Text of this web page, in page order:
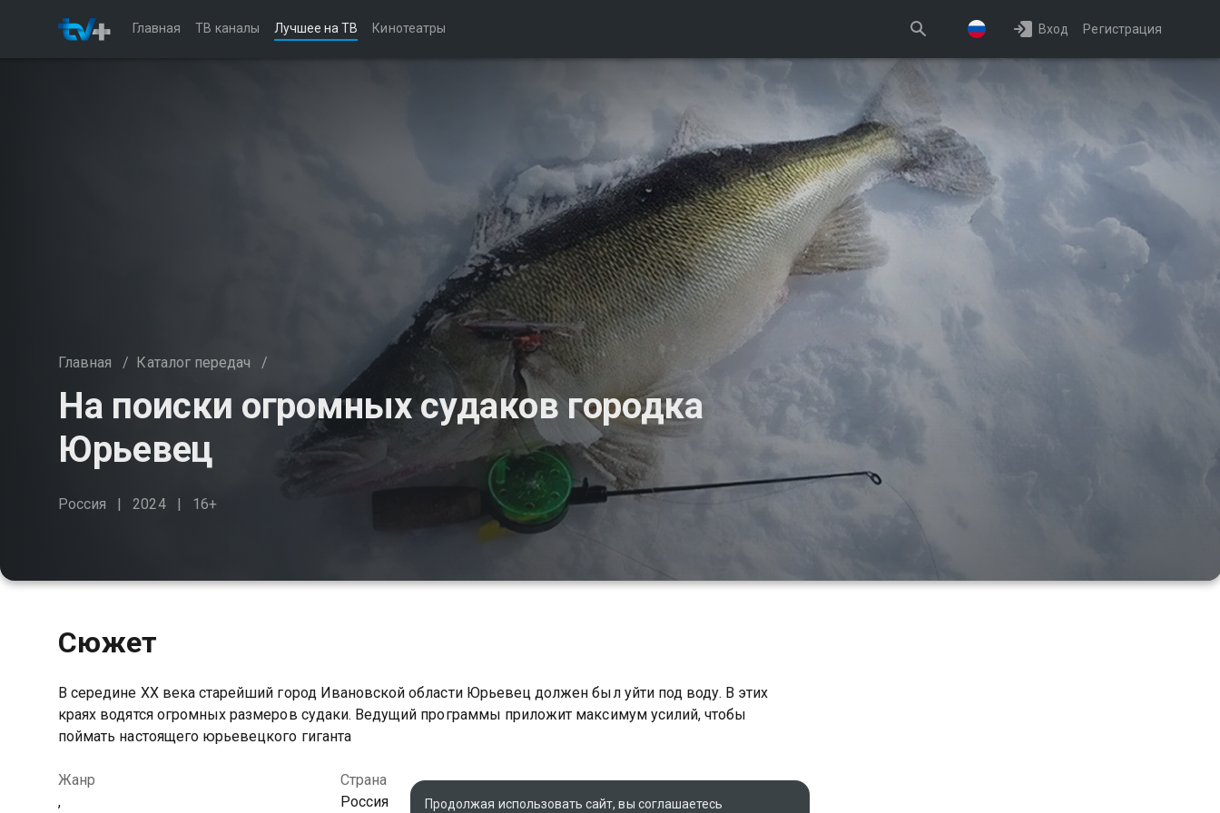
Главная ТВ каналы Лучшее на ТВ Кинотеатры Вход Регистрация
Главная / Каталог передач /
На поиски огромных судаков городка
Юрьевец
Россия 2024 16+
Сюжет
В середине XX века старейший город Ивановской области Юрьевец должен был уйти под воду. В этих
краях водятся огромных размеров судаки. Ведущий программы приложит максимум усилий, чтобы
поймать настоящего юрьевецкого гиганта
Жанр
,
Страна
Россия
Продолжая использовать сайт, вы соглашаетесь